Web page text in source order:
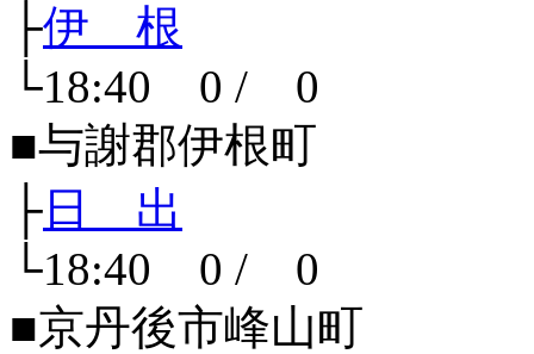
├伊 根
└18:40 0 / 0
■与謝郡伊根町
├ 日 出
└18:40 0 / 0
■京丹後市峰山町